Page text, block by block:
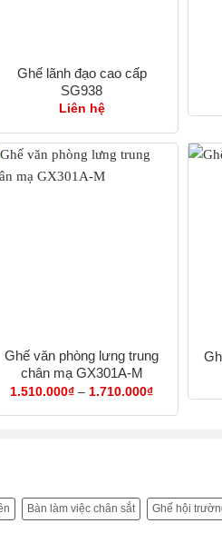
Ghế lãnh đạo cao cấp
SG938
Liên hệ
Ghế văn phòng lưng trung
chân mạ GX301A-M
1.510.000₫ – 1.710.000₫Khoảng
từ
Bàn làm việc chân sắt Ghế hội